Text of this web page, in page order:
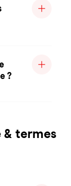
?
termes